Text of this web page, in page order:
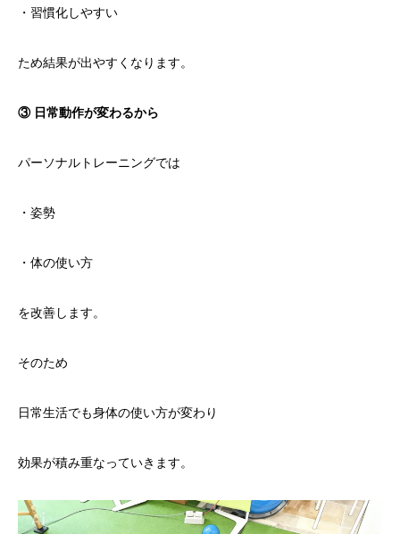
・習慣化しやすい
ため結果が出やすくなります。
③ 日常動作が変わるから
パーソナルトレーニングでは
・姿勢
・体の使い方
を改善します。
そのため
日常生活でも身体の使い方が変わり
効果が積み重なっていきます。